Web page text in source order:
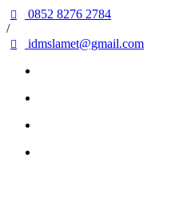
0852 8276 2784
/
idmslamet@gmail.com